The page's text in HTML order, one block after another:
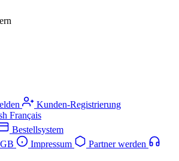
Kunden-Registrierung
Français
Bestellsystem
Impressum
Partner werden